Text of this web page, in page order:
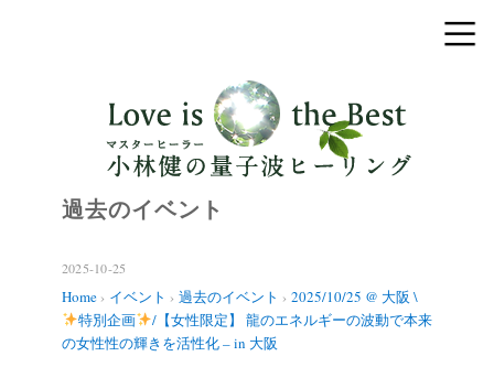
過去のイベント
2025-10-25
Home › イベント › 過去のイベント › 2025/10/25 @ 大阪 \
特別企画
/【女性限定】 龍のエネルギーの波動で本来
の女性性の輝きを活性化 – in 大阪